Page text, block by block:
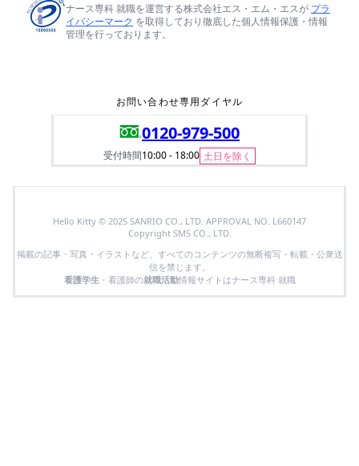
ナース専科 就職を運営する株式会社エス・エム・エスが プラ
イバシーマーク を取得しており徹底した個人情報保護・情報
管理を行っております。
お問い合わせ専用ダイヤル
0120-979-500
受付時間10:00 - 18:00 土日を除く
Hello Kitty © 2025 SANRIO CO., LTD. APPROVAL NO. L660147
Copyright SMS CO., LTD.
掲載の記事・写真・イラストなど、すべてのコンテンツの無断複写・転載・公衆送
信を禁じます。
看護学生 ・看護師の就職活動情報サイトはナース専科 就職